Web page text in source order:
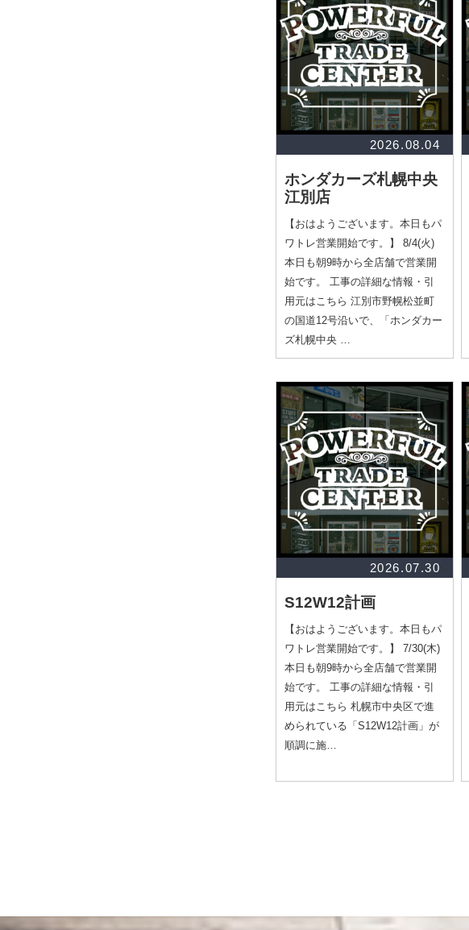
2026.08.04
ホンダカーズ札幌中央
江別店
【おはようございます。本日もパ
ワトレ営業開始です。】 8/4(火)
本日も朝9時から全店舗で営業開
始です。 工事の詳細な情報・引
用元はこちら 江別市野幌松並町
の国道12号沿いで、「ホンダカー
ズ札幌中央 …
2026.07.30
S12W12計画
【おはようございます。本日もパ
ワトレ営業開始です。】 7/30(木)
本日も朝9時から全店舗で営業開
始です。 工事の詳細な情報・引
用元はこちら 札幌市中央区で進
められている「S12W12計画」が
順調に施…